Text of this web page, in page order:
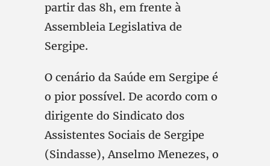
partir das 8h, em frente à
Assembleia Legislativa de
Sergipe.
O cenário da Saúde em Sergipe é
o pior possível. De acordo com o
dirigente do Sindicato dos
Assistentes Sociais de Sergipe
(Sindasse), Anselmo Menezes, o